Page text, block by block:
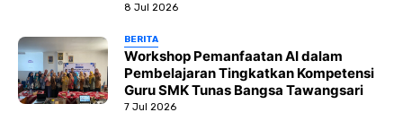
8 Jul 2026
BERITA
Workshop Pemanfaatan AI dalam
Pembelajaran Tingkatkan Kompetensi
Guru SMK Tunas Bangsa Tawangsari
7 Jul 2026